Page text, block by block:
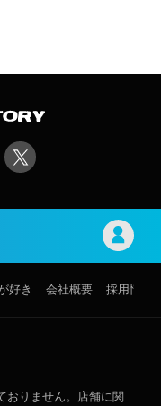
好き 会社概要 採用情報
おりません。店舗に関